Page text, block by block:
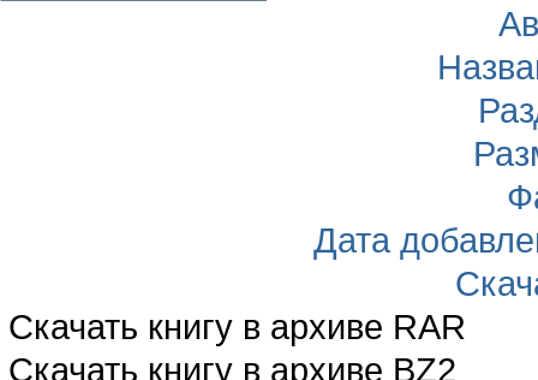
Дата
Скачать книгу в архиве RAR
Скачать книгу в архиве BZ2